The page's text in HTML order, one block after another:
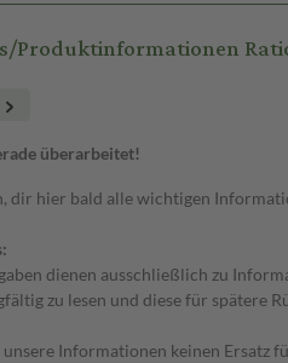
Produktinformationen
überarbeitet!
dir hier bald alle wichtigen
dienen ausschließlich zu
zu lesen und diese für spätere
unsere Informationen keinen Ersatz